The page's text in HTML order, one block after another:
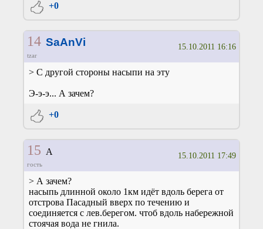
+0
14 SaAnVi
tzar
15.10.2011 16:16
> С другой стороны насыпи на эту
Э-э-э... А зачем?
+0
15 А
гость
15.10.2011 17:49
> А зачем?
насыпь длинной около 1км идёт вдоль берега от
отстрова Пасадный вверх по течению и
соединяется с лев.берегом. чтоб вдоль набережной
стоячая вода не гнила.